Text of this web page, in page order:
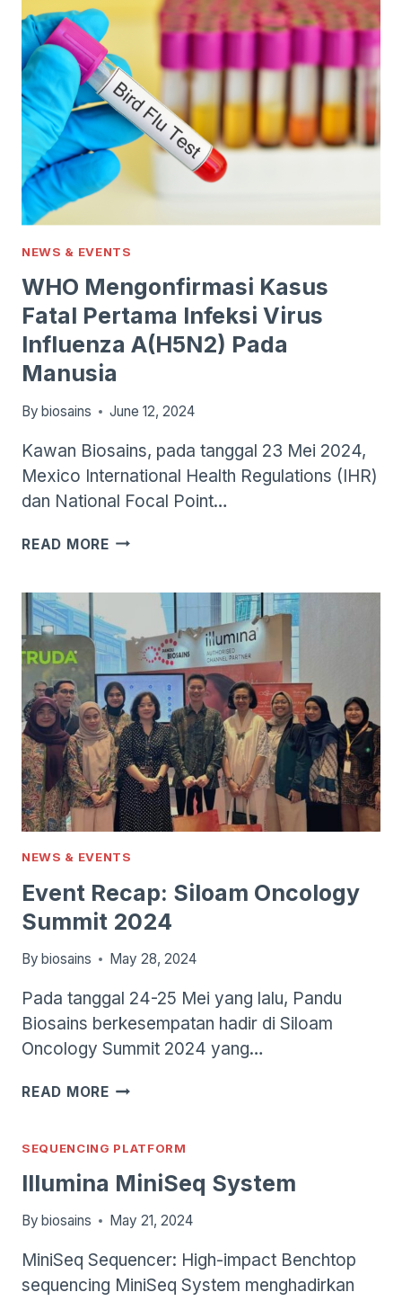
NEWS & EVENTS
WHO Mengonfirmasi Kasus
Fatal Pertama Infeksi Virus
Influenza A(H5N2) Pada
Manusia
By biosains June 12, 2024
Kawan Biosains, pada tanggal 23 Mei 2024,
Mexico International Health Regulations (IHR)
dan National Focal Point…
READ MOREWHO
PERTAMA
INFEKSI
VIRUS
INFLUENZA
A(H5N2)
PADA
MANUSIA
NEWS & EVENTS
Event Recap: Siloam Oncology
Summit 2024
By biosains May 28, 2024
Pada tanggal 24-25 Mei yang lalu, Pandu
Biosains berkesempatan hadir di Siloam
Oncology Summit 2024 yang…
READ MOREEVENT
ONCOLOGY
2024
SEQUENCING PLATFORM
Illumina MiniSeq System
By biosains May 21, 2024
MiniSeq Sequencer: High-impact Benchtop
sequencing MiniSeq System menghadirkan